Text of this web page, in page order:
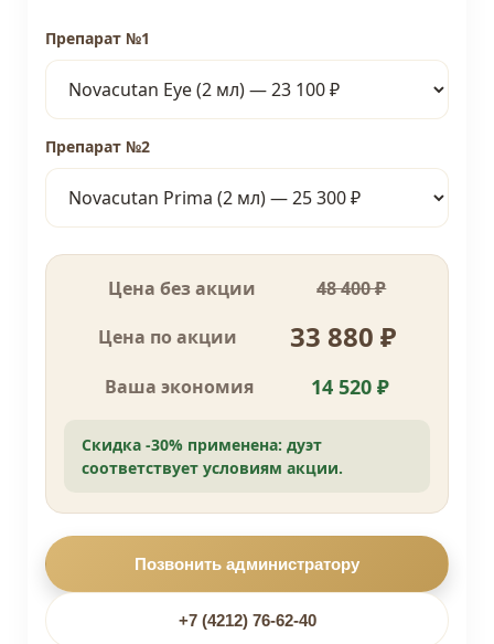
Препарат №1
Препарат №2
Цена без акции
48 400 ₽
Цена по акции
33 880 ₽
Ваша экономия 14 520 ₽
Скидка -30% применена: дуэт
соответствует условиям акции.
Позвонить администратору
+7 (4212) 76-62-40